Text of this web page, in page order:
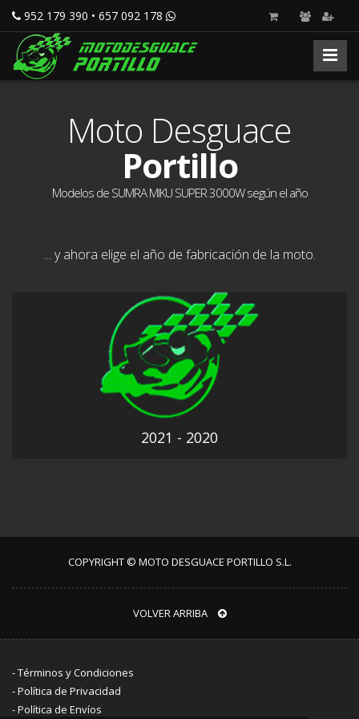
952 179 390 • 657 092 178
Moto Desguace
Portillo
Modelos de SUMRA MIKU SUPER 3000W según el año
... y ahora elige el año de fabricación de la moto.
2021 - 2020
COPYRIGHT © MOTO DESGUACE PORTILLO S.L.
VOLVER ARRIBA
-Términos y Condiciones
-Política de Privacidad
-Política de Envíos